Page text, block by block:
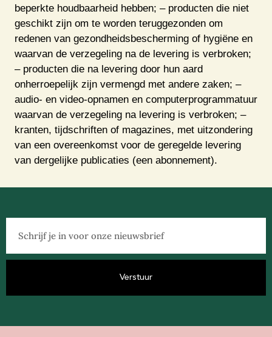
beperkte houdbaarheid hebben; – producten die niet
geschikt zijn om te worden teruggezonden om
redenen van gezondheidsbescherming of hygiëne en
waarvan de verzegeling na de levering is verbroken;
– producten die na levering door hun aard
onherroepelijk zijn vermengd met andere zaken; –
audio- en video-opnamen en computerprogrammatuur
waarvan de verzegeling na levering is verbroken; –
kranten, tijdschriften of magazines, met uitzondering
van een overeenkomst voor de geregelde levering
van dergelijke publicaties (een abonnement).
Verstuur